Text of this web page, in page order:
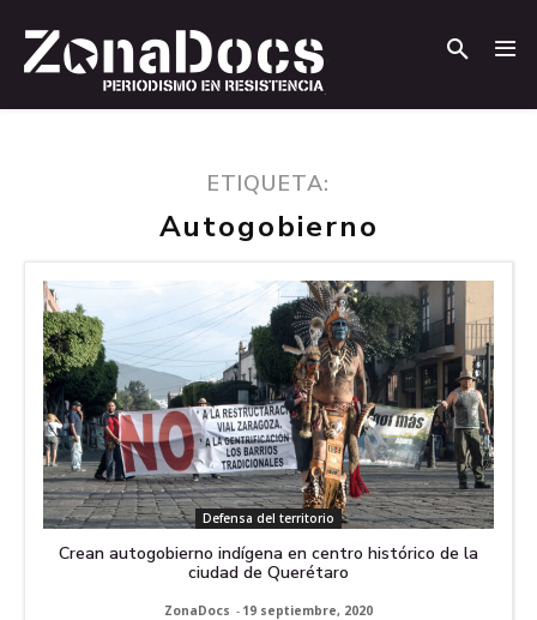
ETIQUETA:
Autogobierno
Defensa del territorio
Crean autogobierno indígena en centro histórico de la
ciudad de Querétaro
ZonaDocs - 19 septiembre, 2020